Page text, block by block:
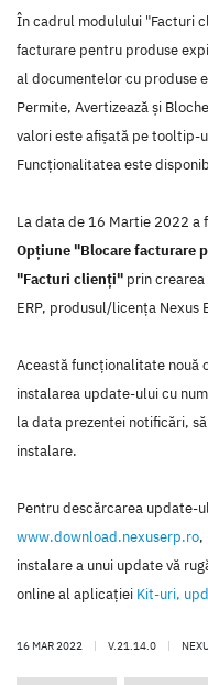
În cadrul modulului "Facturi
facturare pentru produse
al documentelor cu produse
Permite, Avertizează și
valori este afișată pe tooltip-
Funcționalitatea este
La data de 16 Martie 2022 a
Opțiune "Blocare facturare
"Facturi clienți" prin
ERP, produsul/licenţa Nexus
Această funcţionalitate nouă
instalarea update-ului cu
la data prezentei notificări,
instalare.
Pentru descărcarea update-
www.download.nexuserp.ro,
instalare a unui update vă
online al aplicaţiei Kit-uri,
16 MAR 2022 | V.21.14.0 |